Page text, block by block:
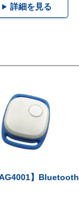
詳細を見る
】Bluetooth